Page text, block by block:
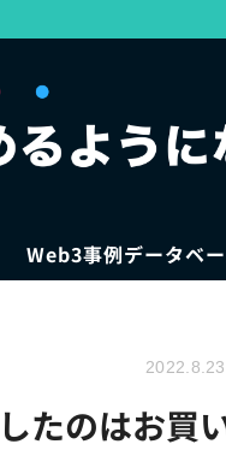
Web3事例データベ
たのはお買